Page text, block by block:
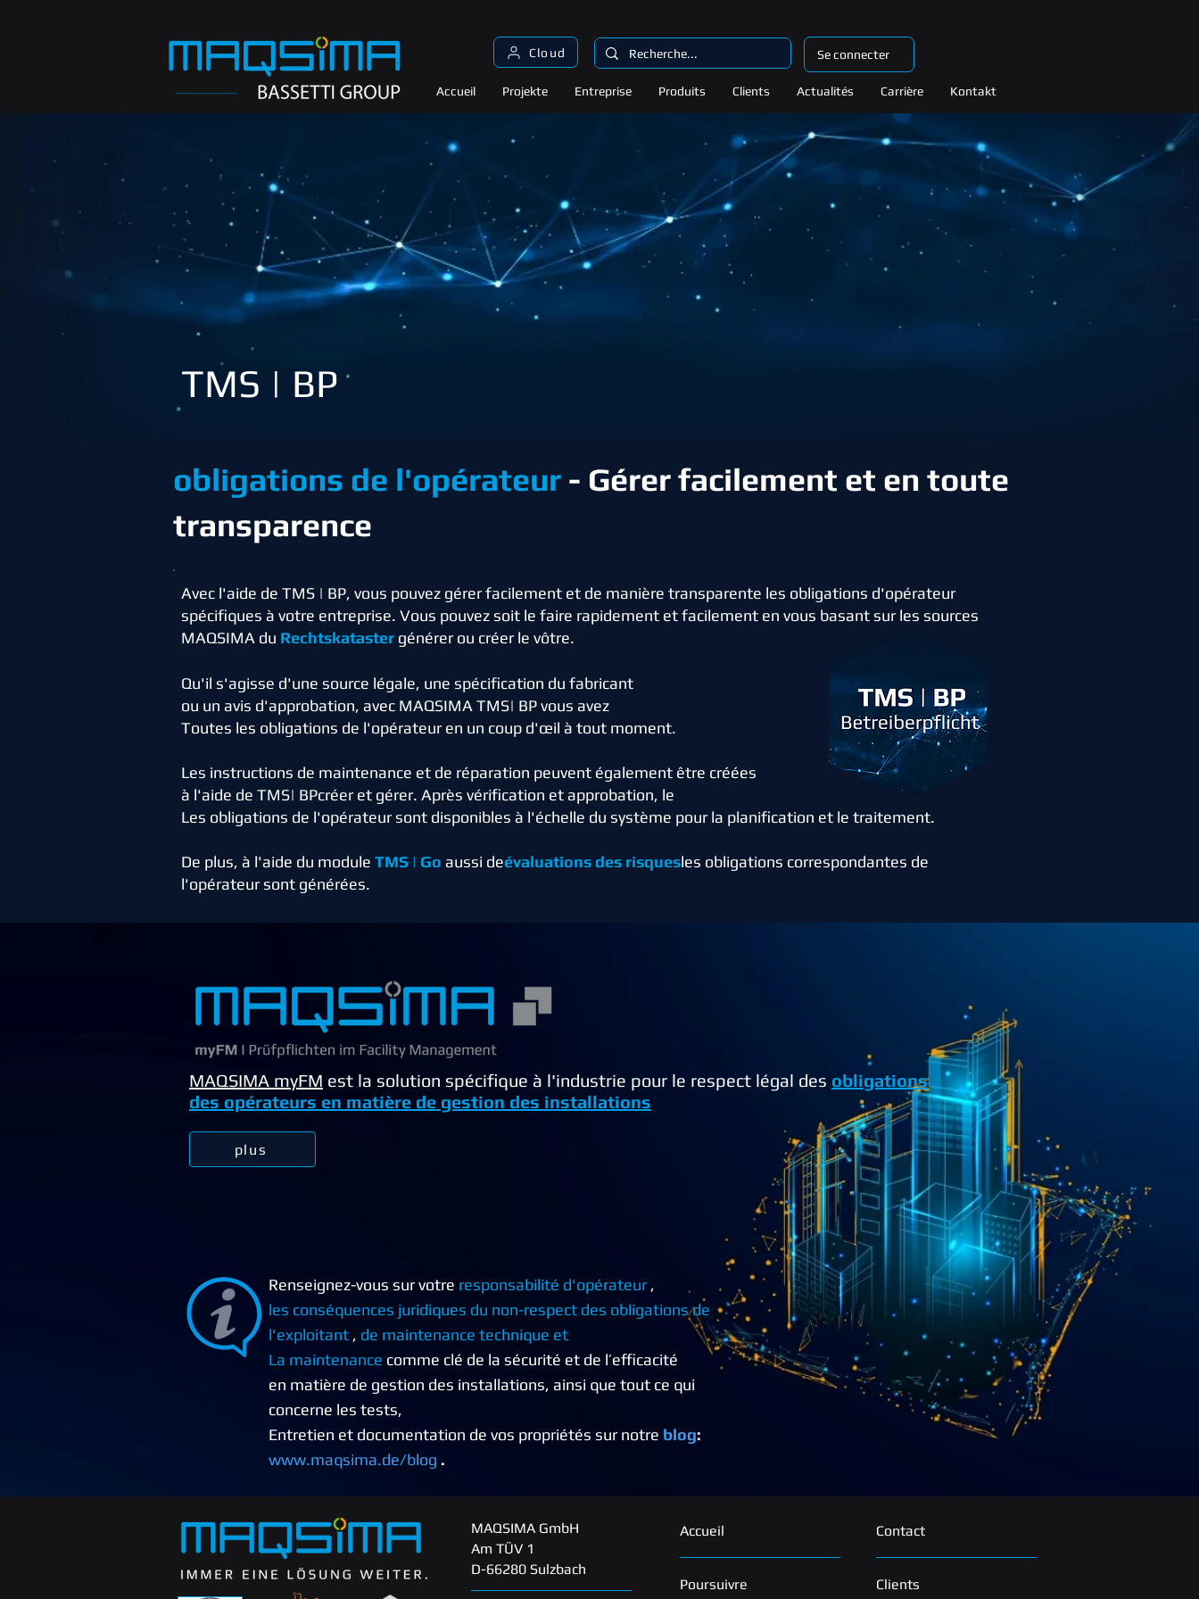
Cloud
Accueil Projekte Entreprise Produits Clients Actualités Carrière Kontakt
Se connecter
TMS | BP
obligations de l'opérateur - Gérer facilement et en toute
transparence
Avec l'aide de TMS | BP, vous pouvez gérer facilement et de manière transparente les obligations d'opérateur
spécifiques à votre entreprise. Vous pouvez soit le faire rapidement et facilement en vous basant sur les sources
MAQSIMA du Rechtskataster générer ou créer le vôtre.
Qu'il s'agisse d'une source légale, une spécification du fabricant
ou un avis d'approbation, avec MAQSIMA TMS| BP vous avez
Toutes les obligations de l'opérateur en un coup d'œil à tout moment.
Les instructions de maintenance et de réparation peuvent également être créées
à l'aide de TMS| BPcréer et gérer. Après vérification et approbation, le
Les obligations de l'opérateur sont disponibles à l'échelle du système pour la planification et le traitement.
De plus, à l'aide du module TMS | Go aussi deévaluations des risquesles obligations correspondantes de
l'opérateur sont générées.
plus
MAQSIMA myFM est la solution spécifique à l'industrie pour le respect légal des obligations
des opérateurs en matière de gestion des installations
Renseignez-vous sur votre responsabilité d'opérateur ,
les conséquences juridiques du non-respect des obligations de
l'exploitant , de maintenance technique et
La maintenance comme clé de la sécurité et de l’efficacité
en matière de gestion des installations, ainsi que tout ce qui
concerne les tests,
Entretien et documentation de vos propriétés surnotre blog:
www.maqsima.de/blog .
MAQSIMA GmbH
Am TÜV 1
D-66280 Sulzbach
Accueil
Poursuivre
Contact
Clients